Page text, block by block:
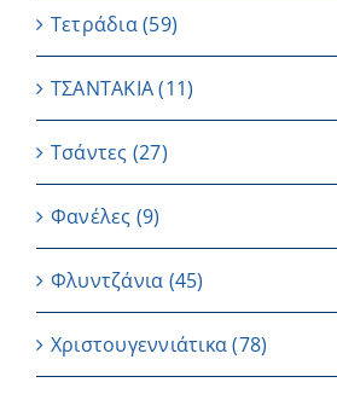
Τετράδια(59)
ΤΣΑΝΤΑΚΙΑ (11)
Τσάντες (27)
Φανέλες (9)
Φλυντζάνια (45)
Χριστουγεννιάτικα(78)